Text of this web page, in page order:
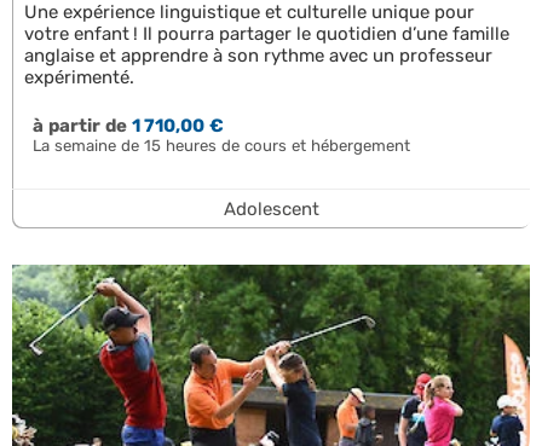
Une expérience linguistique et culturelle unique pour
votre enfant ! Il pourra partager le quotidien d’une famille
anglaise et apprendre à son rythme avec un professeur
expérimenté.
à partir de1 710,00 €
La semaine de 15 heures de cours et hébergement
Adolescent